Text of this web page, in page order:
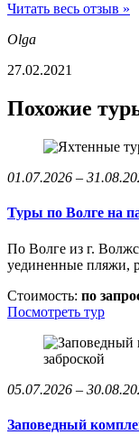
Читать весь отзыв »
Olga
27.02.2021
Похожие
01.07.2026 –
Туры по Волге на
По Волге из г.
уединенные пляжи,
Стоимость: по
Посмотреть тур
05.07.2026 –
Заповедный